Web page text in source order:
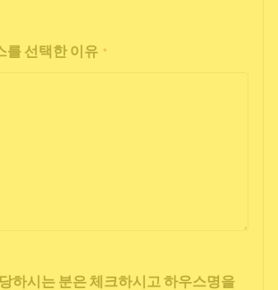
를 선택한 이유 *
하시는 분은 체크하시고 하우스명을